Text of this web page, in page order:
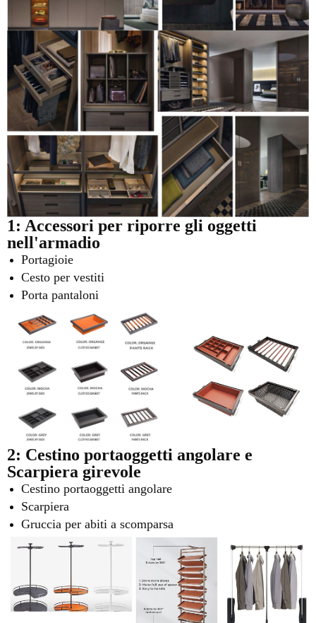
1: Accessori per riporre gli oggetti
nell'armadio
Portagioie
Cesto per vestiti
Porta pantaloni
2: Cestino portaoggetti angolare e
Scarpiera girevole
Cestino portaoggetti angolare
Scarpiera
Gruccia per abiti a scomparsa